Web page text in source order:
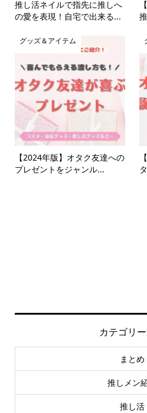
推し活ネイルで指先に推しへ
の愛を表現！自宅で出来る...
グッズ＆アイテム
【2024年版】オタク友達への
プレゼントをジャンル...
カテゴリ
まとめ
推しメン
推し活